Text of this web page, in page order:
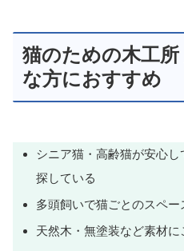
猫のための木工
な方におすすめ
シニア猫・高齢猫が安心
探している
多頭飼いで猫ごとのスペー
天然木・無塗装など素材に